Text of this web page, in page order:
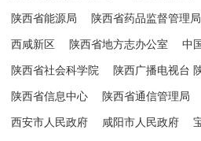
陕西省能源局 陕西省药品监督管理局
西咸新区 陕西省地方志办公室 中
陕西省社会科学院 陕西广播电视台
陕西省信息中心 陕西省通信管理局
西安市人民政府 咸阳市人民政府